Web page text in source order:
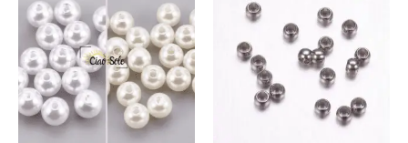
producto
tiene
múltiples
variantes.
Las
opciones